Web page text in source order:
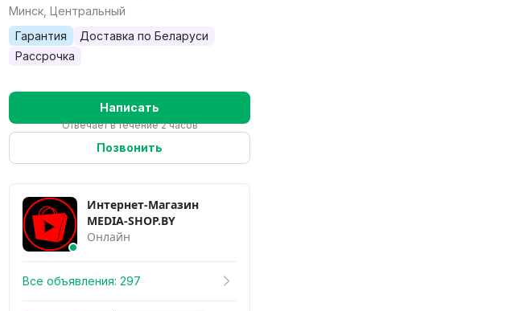
Минск, Центральный
Гарантия
Доставка по Беларуси
Рассрочка
Написать
Отвечает в течение 2 часов
Позвонить
Интернет-Магазин
MEDIA-SHOP.BY
Онлайн
Все объявления: 297